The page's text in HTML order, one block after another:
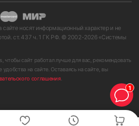
на кронштейны и фиксируем до
носят информационный характер и не
ст. 437 ч. 1 ГК РФ. © 2002-2026 «Системы
чтобы сайт работал лучше для вас, рекомендовать
удобства на сайте. Оставаясь на сайте, вы
соглашения.
1